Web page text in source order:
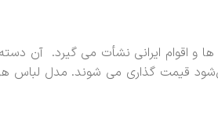
و اقوام ایرانی نشأت می گیرد. آن
قیمت گذاری می شوند. مدل لباس